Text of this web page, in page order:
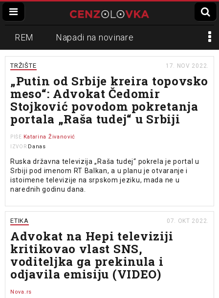
REM Napadi na novinare
Zvučni top
Propaganda Lokalni mediji
Informer Slavko Ćuruvija
TRŽIŠTE 17. NOV 2022.
„Putin od Srbije kreira topovsko
meso“: Advokat Čedomir
Stojković povodom pokretanja
portala „Raša tudej“ u Srbiji
PIŠE Katarina Živanović
IZVOR Danas
Ruska državna televizija „Raša tudej“ pokrela je portal u
Srbiji pod imenom RT Balkan, a u planu je otvaranje i
istoimene televizije na srpskom jeziku, mada ne u
narednih godinu dana.
ETIKA 07. OKT 2022.
Advokat na Hepi televiziji
kritikovao vlast SNS,
voditeljka ga prekinula i
odjavila emisiju (VIDEO)
Nova.rs